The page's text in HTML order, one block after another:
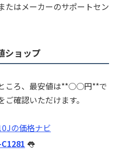
たはメーカーのサポートセン
ショップ
ころ、最安値は**○○円**で
確認いただけます。
の価格ナビ
👅